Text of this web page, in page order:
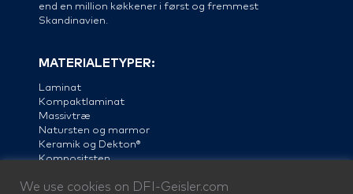
end en million køkkener i først og fremmest
Skandinavien.
MATERIALETYPER:
Laminat
Kompaktlaminat
Massivtræ
Natursten og marmor
Keramik og Dekton®
Kompositsten
Stål
We use cookies on DFI-Geisler.com